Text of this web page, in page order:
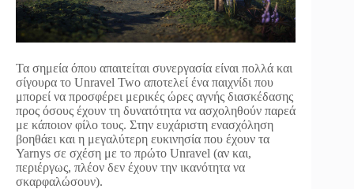
Τα σημεία όπου απαιτείται συνεργασία είναι πολλά και
σίγουρα το Unravel Two αποτελεί ένα παιχνίδι που
μπορεί να προσφέρει μερικές ώρες αγνής διασκέδασης
προς όσους έχουν τη δυνατότητα να ασχοληθούν παρεά
με κάποιον φίλο τους. Στην ευχάριστη ενασχόληση
βοηθάει και η μεγαλύτερη ευκινησία που έχουν τα
Yarnys σε σχέση με το πρώτο Unravel (αν και,
περιέργως, πλέον δεν έχουν την ικανότητα να
σκαρφαλώσουν).